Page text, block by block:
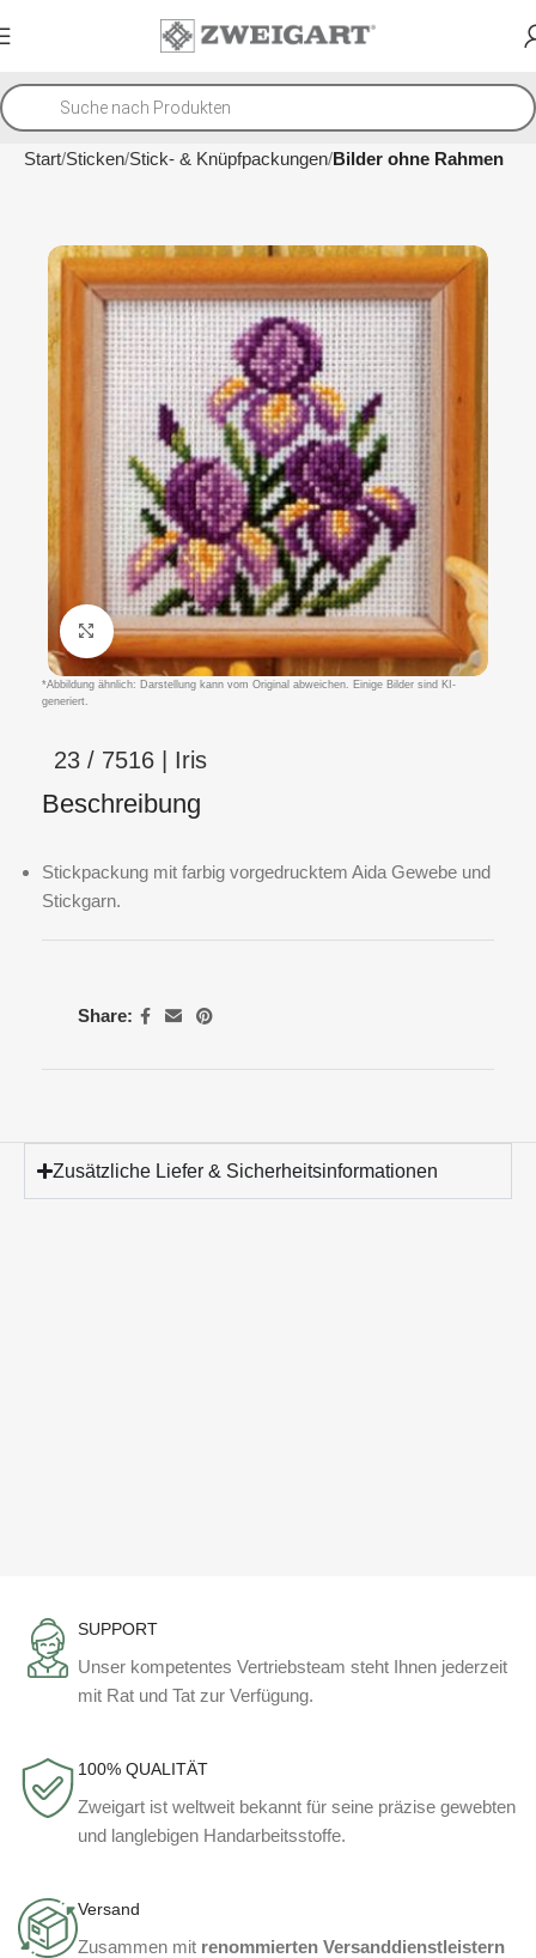
Start Sticken Stick- & Knüpfpackungen Bilder ohne Rahmen
Klicken um zu vergrößern
*Abbildung ähnlich: Darstellung kann vom Original abweichen. Einige Bilder sind KI-
generiert.
23 / 7516 | Iris
Beschreibung
Stickpackung mit farbig vorgedrucktem Aida Gewebe und
Stickgarn.
Share:
Zusätzliche Liefer & Sicherheitsinformationen
SUPPORT
Unser kompetentes Vertriebsteam steht Ihnen jederzeit
mit Rat und Tat zur Verfügung.
100% QUALITÄT
Zweigart ist weltweit bekannt für seine präzise gewebten
und langlebigen Handarbeitsstoffe.
Versand
Zusammen mit renommierten Versanddienstleistern